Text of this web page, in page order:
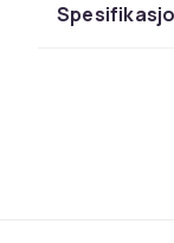
Med